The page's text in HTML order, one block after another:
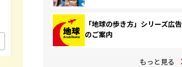
「地球の歩き方」シリーズ広告
のご案内
もっと見る